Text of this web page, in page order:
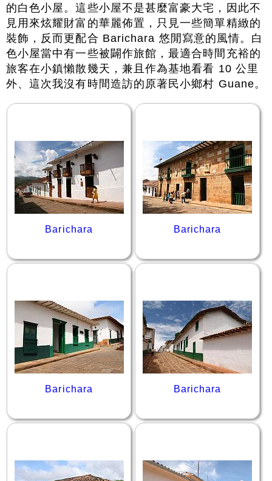
的白色小屋。這些小屋不是甚麼富豪大宅，因此不
見用來炫耀財富的華麗佈置，只見一些簡單精緻的
裝飾，反而更配合 Barichara 悠閒寫意的風情。白
色小屋當中有一些被闢作旅館，最適合時間充裕的
旅客在小鎮懶散幾天，兼且作為基地看看 10 公里
外、這次我沒有時間造訪的原著民小鄉村 Guane。
Barichara Barichara
Barichara Barichara